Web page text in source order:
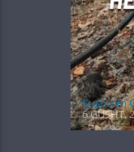
Kushtrim
6 GUSHT,